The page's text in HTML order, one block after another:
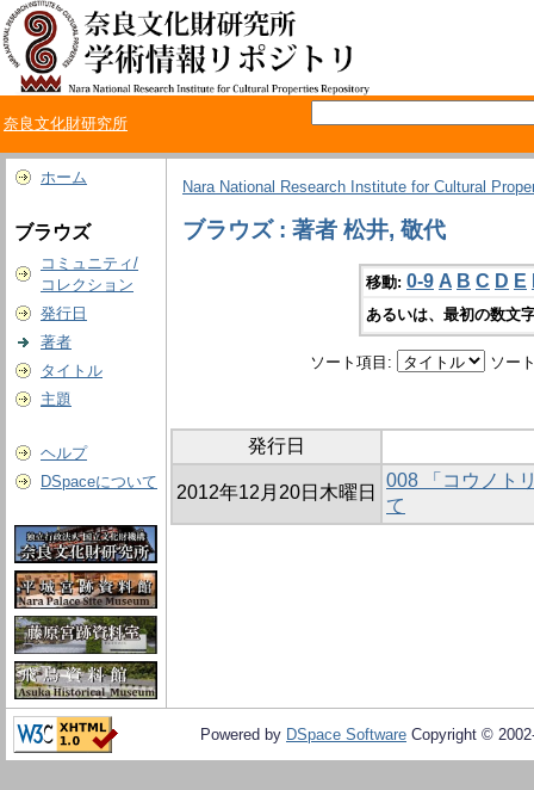
奈良文化財研究所
ホーム
ブラウズ
コミュニティ/
コレクション
発行日
著者
タイトル
主題
ヘルプ
DSpaceについて
Nara National Research Institute for Cultural
ブラウズ : 著者 松井, 敬代
移動: 0-9 A B C D E
あるいは、最初の数文
ソート項目: ソー
発行日
2012年12月20日木曜日
008 「コウノト
て
Powered by DSpace Software Copyright ©